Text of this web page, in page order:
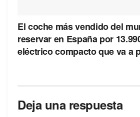
El coche más vendido del
reservar en España por
eléctrico compacto que va a
Deja una respuesta